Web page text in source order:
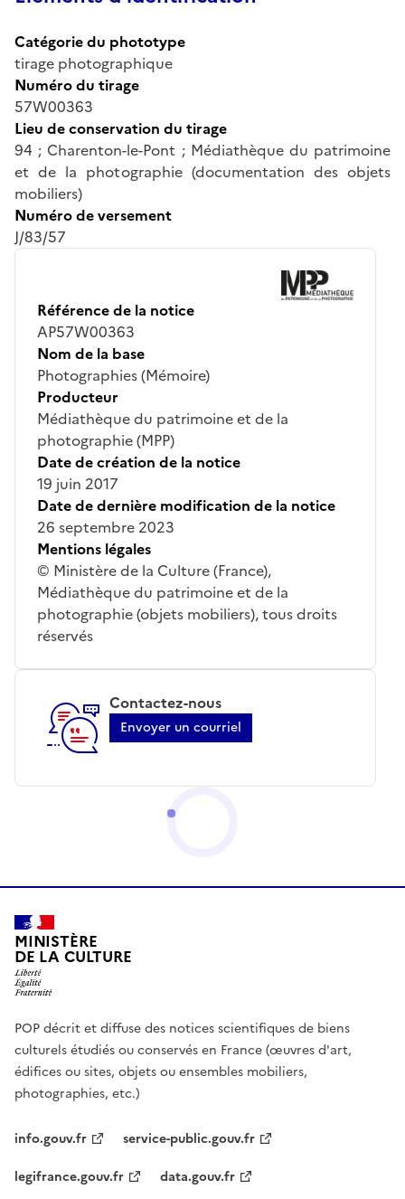
Catégorie du phototype
tirage photographique
Numéro du tirage
57W00363
Lieu de conservation du tirage
94 ; Charenton-le-Pont ; Médiathèque du patrimoine
et de la photographie (documentation des objets
mobiliers)
Numéro de versement
J/83/57
Référence de la notice
AP57W00363
Nom de la base
Photographies (Mémoire)
Producteur
Médiathèque du patrimoine et de la
photographie (MPP)
Date de création de la notice
19 juin 2017
Date de dernière modification de la notice
26 septembre 2023
Mentions légales
© Ministère de la Culture (France),
Médiathèque du patrimoine et de la
photographie (objets mobiliers), tous droits
réservés
Contactez-nous
Envoyer un courriel
MINISTÈRE
DE LA CULTURE
POP décrit et diffuse des notices scientifiques de biens
culturels étudiés ou conservés en France (œuvres d'art,
édifices ou sites, objets ou ensembles mobiliers,
photographies, etc.)
info.gouv.fr
service-public.gouv.fr
legifrance.gouv.fr
data.gouv.fr